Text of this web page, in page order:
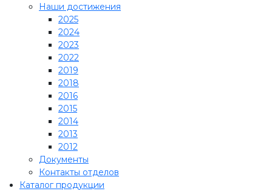
Наши достижения
2025
2024
2023
2022
2019
2018
2016
2015
2014
2013
2012
Документы
Контакты отделов
Каталог продукции